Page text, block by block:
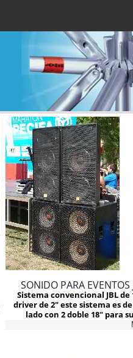
SONIDO PARA EVENTOS
Sistema convencional JBL de
driver de 2" este sistema es
lado con 2 doble 18" para